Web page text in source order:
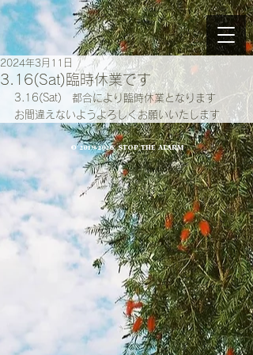
3.16(Sat)臨時休業です
2024年3月11日
3.16(Sat)　都合により臨時休業となります
お間違えないようよろしくお願いいたします
© 2019-2026, STOP THE ALARM